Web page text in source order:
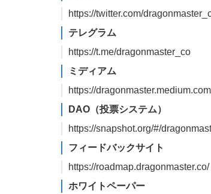
https://twitter.com/
テレグラム
https://t.me/dragonmaster_co
ミディアム
https://
DAO（投票システム）
https://snapshot.org/#/
フィードバックサイト
https://roadmap.dragonmaster.co/
ホワイトペーパー